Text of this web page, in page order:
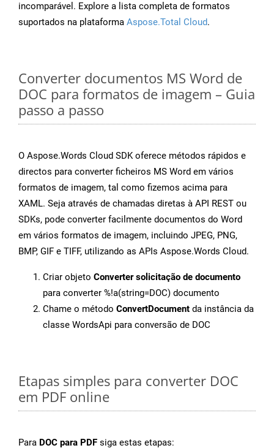
incomparável. Explore a lista completa de formatos
suportados na plataforma Aspose.Total Cloud.
Converter documentos MS Word de
DOC para formatos de imagem – Guia
passo a passo
O Aspose.Words Cloud SDK oferece métodos rápidos e
directos para converter ficheiros MS Word em vários
formatos de imagem, tal como fizemos acima para
XAML. Seja através de chamadas diretas à API REST ou
SDKs, pode converter facilmente documentos do Word
em vários formatos de imagem, incluindo JPEG, PNG,
BMP, GIF e TIFF, utilizando as APIs Aspose.Words Cloud.
Criar objeto Converter solicitação de documento
para converter %!a(string=DOC) documento
Chame o método ConvertDocument da instância da
classe WordsApi para conversão de DOC
Etapas simples para converter DOC
em PDF online
Para DOC para PDF siga estas etapas: